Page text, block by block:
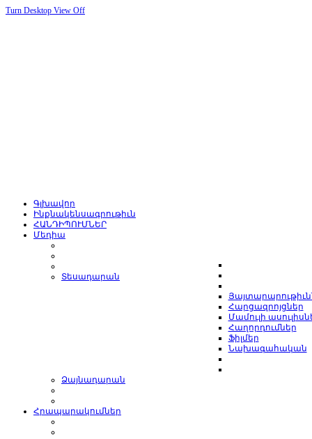
Turn Desktop View Off
Գլխավոր
Ինքնակենսագրութիւն
ՀԱՆԴԻՊՈՒՄՆԵՐ
Մեդիա
Տեսադարան
Հարցազրոյցներ
Մամուլի
Հաղորդումներ
Ֆիլմեր
Նախագահական
Ձայնադարան
Հրապարակումներ